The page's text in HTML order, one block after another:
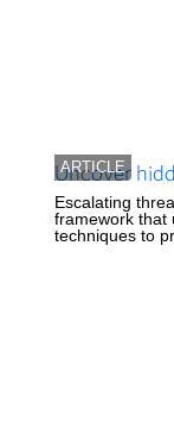
ARTICLE
Uncover
Escalating
framework that
techniques to